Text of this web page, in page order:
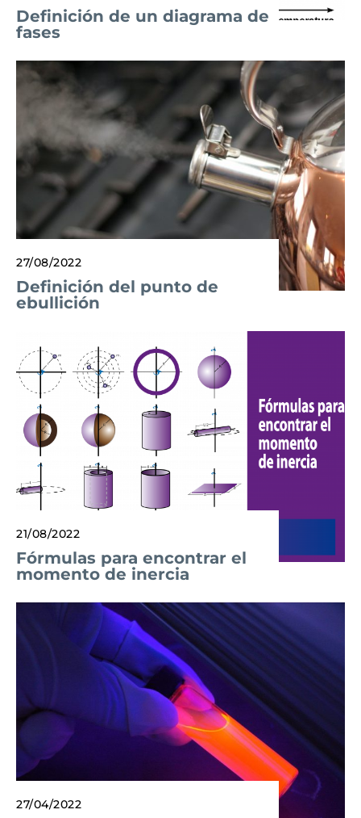
Definición de un diagrama de
fases
27/08/2022
Definición del punto de
ebullición
21/08/2022
Fórmulas para encontrar el
momento de inercia
27/04/2022